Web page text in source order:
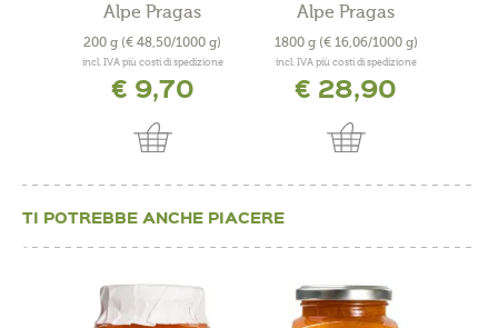
Alpe Pragas
200 g (€ 48,50/1000 g)
incl. IVA più costi di spedizione
€ 9,70
Alpe Pragas
1800 g (€ 16,06/1000 g)
incl. IVA più costi di spedizione
€ 28,90
TI POTREBBE ANCHE PIACERE